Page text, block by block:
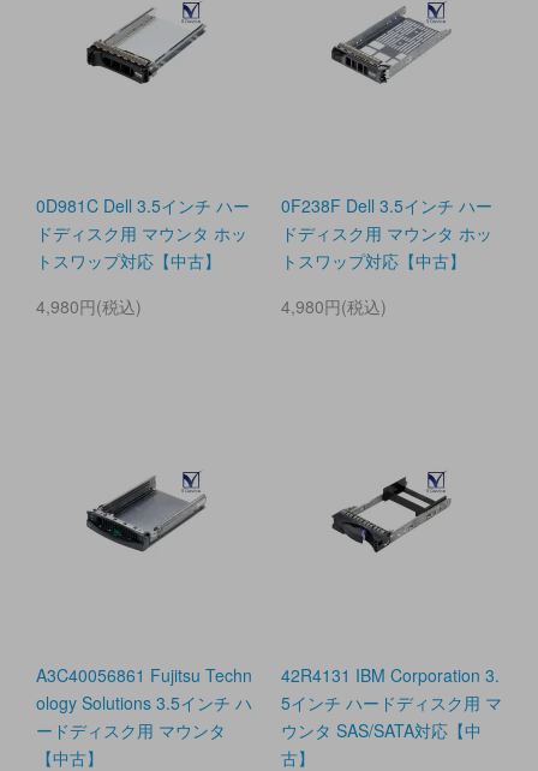
0D981C Dell 3.5インチ ハー
ドディスク用 マウンタ ホッ
トスワップ対応【中古】
4,980円(税込)
0F238F Dell 3.5インチ ハー
ドディスク用 マウンタ ホッ
トスワップ対応【中古】
4,980円(税込)
A3C40056861 Fujitsu Techn
ology Solutions 3.5インチ ハ
ードディスク用 マウンタ
【中古】
42R4131 IBM Corporation 3.
5インチ ハードディスク用 マ
ウンタ SAS/SATA対応【中
古】